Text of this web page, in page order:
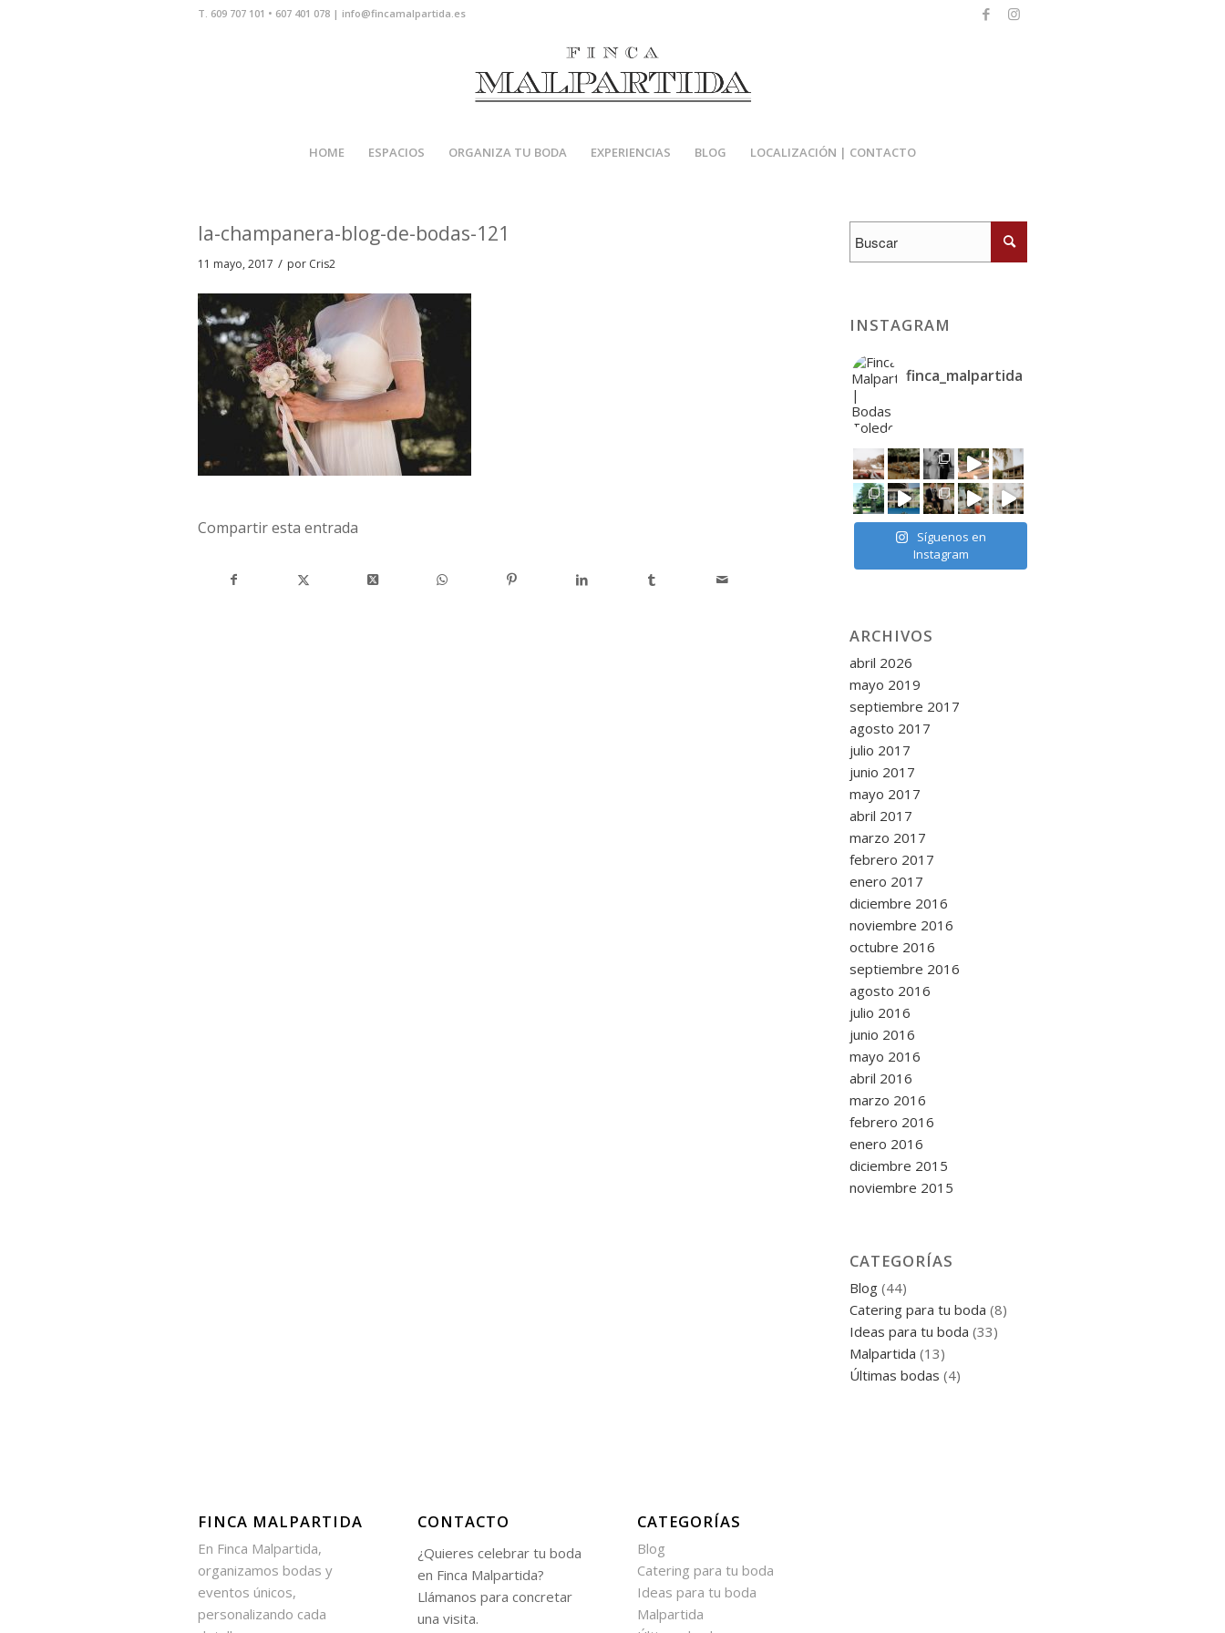
T. 609 707 101 • 607 401 078 | info@fincamalpartida.es
HOME ESPACIOS ORGANIZA TU BODA EXPERIENCIAS BLOG LOCALIZACIÓN | CONTACTO
la-champanera-blog-de-bodas-121
11 mayo, 2017 / por Cris2
Compartir esta entrada
INSTAGRAM
finca_malpartida
Síguenos en
Instagram
ARCHIVOS
abril 2026
mayo 2019
septiembre 2017
agosto 2017
julio 2017
junio 2017
mayo 2017
abril 2017
marzo 2017
febrero 2017
enero 2017
diciembre 2016
noviembre 2016
octubre 2016
septiembre 2016
agosto 2016
julio 2016
junio 2016
mayo 2016
abril 2016
marzo 2016
febrero 2016
enero 2016
diciembre 2015
noviembre 2015
CATEGORÍAS
Blog (44)
Catering para tu boda (8)
Ideas para tu boda (33)
Malpartida (13)
Últimas bodas (4)
FINCA MALPARTIDA
En Finca Malpartida,
organizamos bodas y
eventos únicos,
personalizando cada
CONTACTO
¿Quieres celebrar tu boda
en Finca Malpartida?
Llámanos para concretar
una visita.
CATEGORÍAS
Blog
Catering para tu boda
Ideas para tu boda
Malpartida